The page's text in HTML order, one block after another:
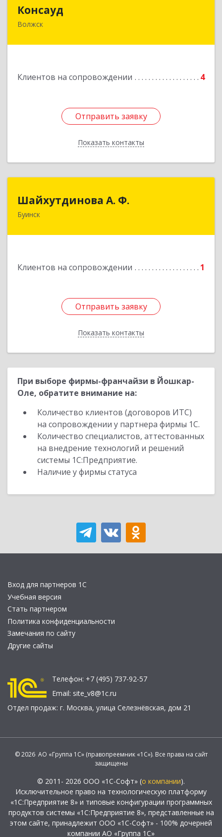
Консауд
Волжск
Клиентов на сопровождении 4
Отправить заявку
Показать контакты
425005, Марий Эл респ, Волжск г, Пролетарская
Отправить заявку
Назад
Шайхутдинова А. Ф.
Буинск
Клиентов на сопровождении 1
Отправить заявку
Показать контакты
Отправить заявку
Назад
При выборе фирмы-франчайзи в Йошкар-
Оле, обратите внимание на:
Количество клиентов (договоров ИТС)
на сопровождении у партнера фирмы 1С.
Количество специалистов, аттестованных
на внедрение технологий и решений
системы 1С:Предприятие.
Наличие у фирмы статуса
Вход для партнеров 1С
Учебная версия
Стать партнером
Политика конфиденциальности
Замечания по сайту
Другие сайты
Телефон: +7 (495) 737-92-57
Email: site_v8@1c.ru
Отдел продаж: г. Москва, улица Селезнёвская, дом 21
© 2026 АО «Группа 1С» (правопреемник «1С»). Все права на сайт
защищены
© 2011- 2026 ООО «1С-Софт» (о компании).
Исключительное право на технологическую платформу
«1С:Предприятие 8» и типовые конфигурации программных
продуктов системы «1С:Предприятие 8», представленные на
этом сайте, принадлежит ООО «1С-Софт» - 100% дочерней
компании АО «Группа 1С»